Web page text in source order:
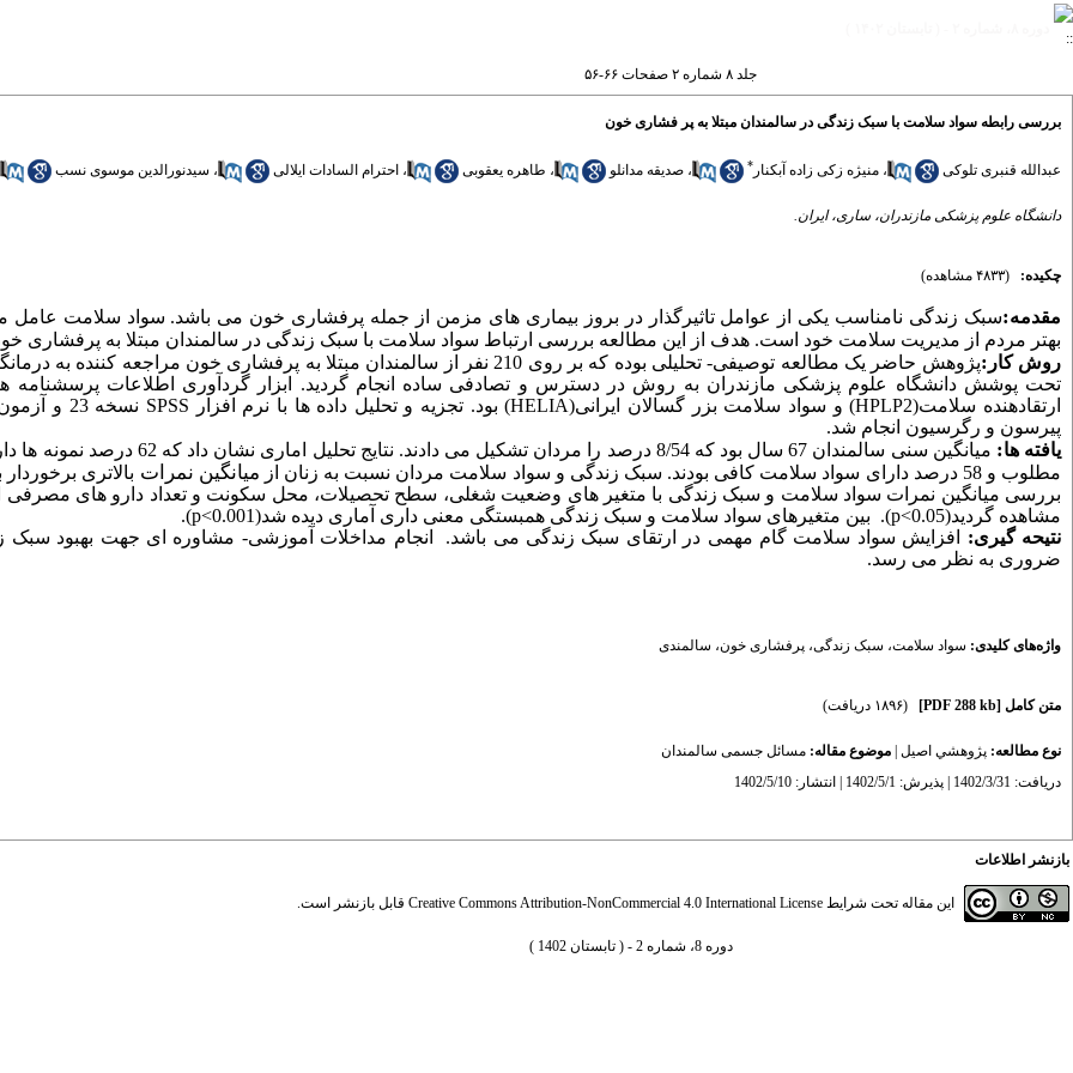
جلد ۸ شماره ۲ صفحات ۶۶-۵۶
بررسی رابطه سواد سلامت با سبک زندگی در سالمندان مبتلا به پر فشاری خون
عبدالله قنبری تلوکی ، منیژه زکی زاده آبکنار * ، صدیقه مدانلو ، طاهره یعقوبی ، احترام السادات ایلالی ، سیدنورالدین موسوی نسب
دانشگاه علوم پزشکی مازندران، ساری، ایران.
چکیده: (۴۸۳۳ مشاهده)
مقدمه:سبک زندگی نامناسب یکی از عوامل تاثیرگذار در بروز بیماری های مزمن از جمله پرفشاری خون می باشد. سواد سلامت عامل
بهتر مردم از مدیریت سلامت خود است. هدف از این مطالعه بررسی ارتباط سواد سلامت با سبک زندگی در سالمندان مبتلا به پرفشاری
روش کار :پژوهش حاضر یک مطالعه توصیفی- تحلیلی بوده که بر روی 210 نفر از سالمندان مبتلا به پرفشاری خون مراجعه کننده به
تحت پوشش دانشگاه علوم پزشکی مازندران به روش در دسترس و تصادفی ساده انجام گردید.
ابزار گردآوری اطلاعات
ارتقادهنده سلامت(HPLP2
)و سواد سلامت بزر گسالان ایرانی(HELIA) بود. تجزیه و تحلیل داده ها با نرم افزار SPSS
نسخه 23
پیرسون و رگرسیون انجام شد.
یافته ها: میانگین سنی سالمندان 67 سال بود که 8/54 درصد را مردان تشکیل می دادند.
نتایج تحلیل اماری نشان داد که
مطلوب و 58 درصد دارای سواد سلامت کافی بودند.
سبک زندگی و سواد سلامت مردان نسبت به زنان از میانگین نمرات بالاتری برخوردار
بررسی میانگین نمرات سواد سلامت و سبک زندگی با متغیر های وضعیت شغلی، سطح تحصیلات، محل سکونت و تعداد دارو های مصرفی
مشاهده گردید(
0.05
>
p
). بین متغیرهای سواد سلامت و سبک زندگی همبستگی معنی داری آماری دیده شد(
0.001
>
p
)
.
نتیحه گیری:
افزایش سواد سلامت گام مهمی در ارتقای سبک زندگی می باشد. انجام مداخلات آموزشی- مشاوره ای جهت بهبود سبک
ضروری به نظر می رسد.
واژه‌های کلیدی: سواد سلامت، سبک زندگی، پرفشاری خون، سالمندی
متن کامل [PDF 288 kb] (۱۸۹۶ دریافت)
نوع مطالعه: پژوهشي اصیل موضوع مقاله: مسائل جسمی سالمندان
دریافت: 1402/3/31 | پذیرش: 1402/5/1 | انتشار: 1402/5/10
بازنشر اطلاعات
این مقاله تحت شرایط Creative Commons Attribution-NonCommercial 4.0 International License قابل بازنشر است.
دوره 8، شماره 2 - ( تابستان 1402 )